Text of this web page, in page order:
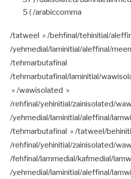
5 ( /arabiccomma
/tatweel » /behfinal/tehinitial/
/yehmedial/laminitial/aleffinal/
/tehmarbutafinal
/tehmarbutafinal/laminitial/
» /wawisolated »
/rehfinal/yehinitial/zainisolated/
/yehmedial/laminitial/aleffinal/
/tehmarbutafinal » /tatweel/
/rehfinal/yehinitial/zainisolated/
/fehfinal/lammedial/kafmedial/
/yehmedial/laminitial/aleffinal/